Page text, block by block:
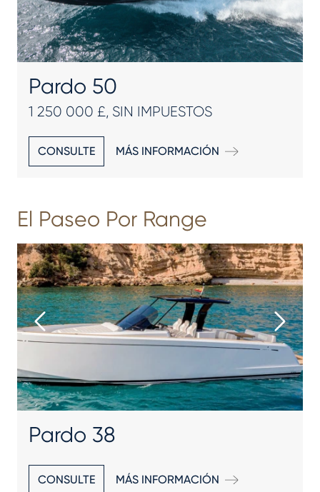
Pardo 50
1 250 000 £, SIN IMPUESTOS
CONSULTE MÁS INFORMACIÓN
El Paseo Por Range
Pardo 38
CONSULTE MÁS INFORMACIÓN